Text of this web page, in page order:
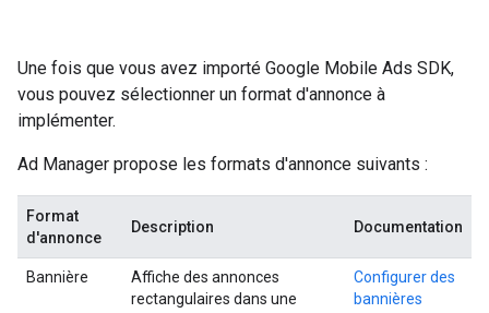
Une fois que vous avez importé Google Mobile Ads SDK,
vous pouvez sélectionner un format d'annonce à
implémenter.
Ad Manager propose les formats d'annonce suivants :
Format
d'annonce
Description Documentation
Bannière
Affiche des annonces
rectangulaires dans une
Configurer des
bannières